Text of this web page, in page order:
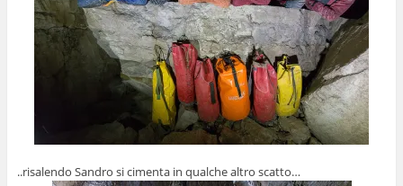
..risalendo Sandro si cimenta in qualche altro scatto…